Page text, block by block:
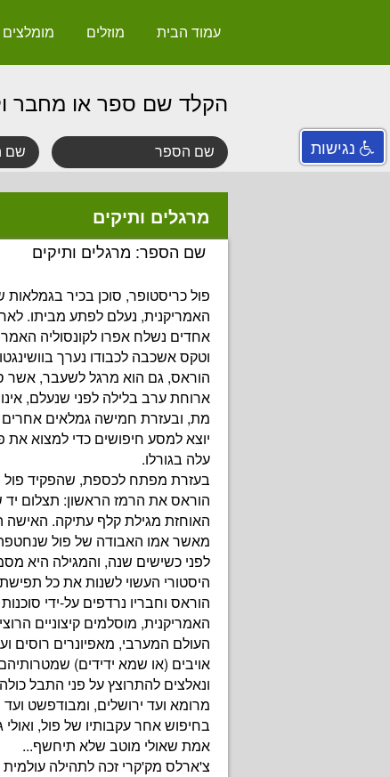
עמוד הבית מוזלים מומלצים
הקלד שם ספר או מחבר
מרגלים ותיקים
שם הספר: מרגלים ותיקים
פול כריסטופר, סוכן בכיר בגמלאות
האמריקנית, נעלם לפתע מביתו.
אחדים נשלח אפרו לקונסוליה
וטקס אשכבה לכבודו נערך
הוראס, גם הוא מרגל לשעבר, אשר
ארוחת ערב בלילה לפני שנעלם,
מת, ובעזרת חמישה גמלאים אחרים
יוצא למסע חיפושים כדי למצוא את
עלה בגורלו.
בעזרת מפתח לכספת, שהפקיד פול
הוראס את הרמז הראשון: תצלום
האוחזת מגילת קלף עתיקה.
מאשר אמו האבודה של פול שנחטפה
לפני כשישים שנה, והמגילה היא
היסטורי העשוי לשנות את כל
הוראס וחבריו נרדפים על-ידי סוכנות
האמריקנית, מוסלמים קיצוניים
העולם המערבי, מאפיונרים רוסים
אויבים (או שמא ידידים)
ונאלצים להתרוצץ על פני התבל
מרומא ועד ירושלים, ומבודפשט
בחיפוש אחר עקבותיו של פול,
אמת שאולי מוטב שלא תיחשף...
צ'ארלס מק'קרי זכה לתהילה
נגישות